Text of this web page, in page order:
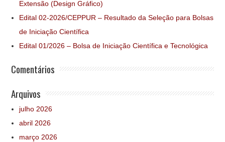
Extensão (Design Gráfico)
Edital 02-2026/CEPPUR – Resultado da Seleção para Bolsas
de Iniciação Científica
Edital 01/2026 – Bolsa de Iniciação Científica e Tecnológica
Comentários
Arquivos
julho 2026
abril 2026
março 2026